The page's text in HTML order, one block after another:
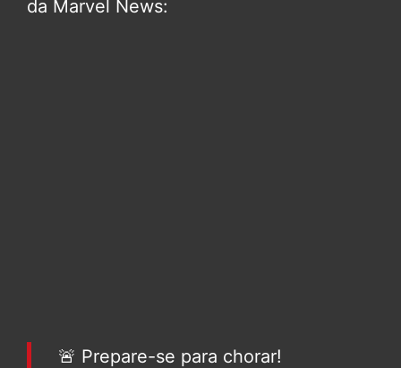
da Marvel News:
🚨 Prepare-se para chorar!